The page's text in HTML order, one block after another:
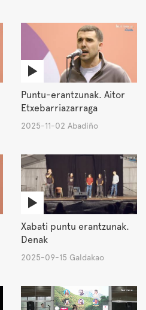
Puntu-erantzunak. Aitor
Etxebarriazarraga
2025-11-02 Abadiño
Xabati puntu erantzunak.
Denak
2025-09-15 Galdakao